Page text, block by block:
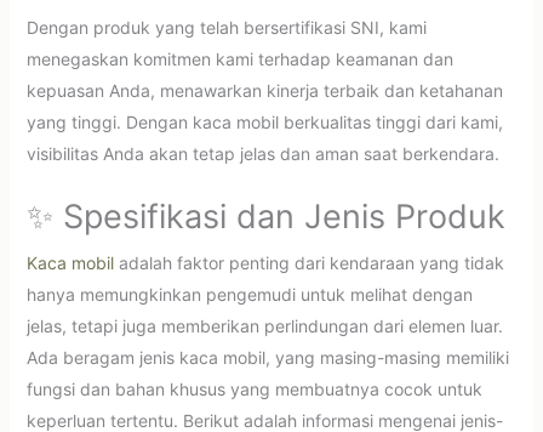
Dengan produk yang telah bersertifikasi SNI, kami
menegaskan komitmen kami terhadap keamanan dan
kepuasan Anda, menawarkan kinerja terbaik dan ketahanan
yang tinggi. Dengan kaca mobil berkualitas tinggi dari kami,
visibilitas Anda akan tetap jelas dan aman saat berkendara.
✨ Spesifikasi dan Jenis Produk
Kaca mobiladalah faktor penting dari kendaraan yang tidak
hanya memungkinkan pengemudi untuk melihat dengan
jelas, tetapi juga memberikan perlindungan dari elemen luar.
Ada beragam jenis kaca mobil, yang masing-masing memiliki
fungsi dan bahan khusus yang membuatnya cocok untuk
keperluan tertentu. Berikut adalah informasi mengenai jenis-